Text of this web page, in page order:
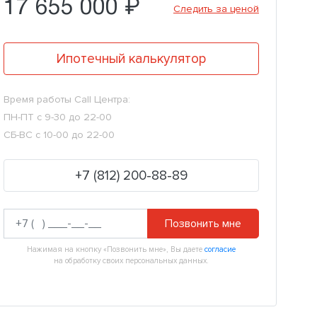
17 655 000 ₽ Следить за ценой
Ипотечный калькулятор
Время работы Call Центра:
ПН-ПТ с 9-30 до 22-00
СБ-ВС с 10-00 до 22-00
+7 (812) 200-88-89
Позвонить мне
Нажимая на кнопку «Позвонить мне», Вы даете согласие
на обработку своих персональных данных.